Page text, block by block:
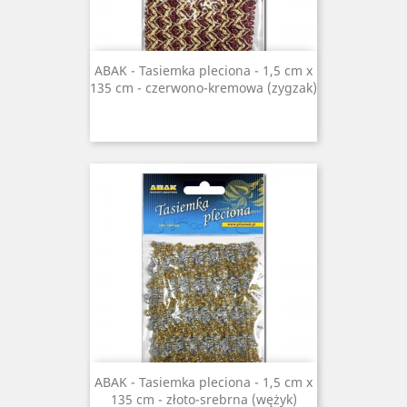
ABAK - Tasiemka pleciona - 1,5 cm x
135 cm - czerwono-kremowa (zygzak)
ABAK - Tasiemka pleciona - 1,5 cm x
135 cm - złoto-srebrna (wężyk)